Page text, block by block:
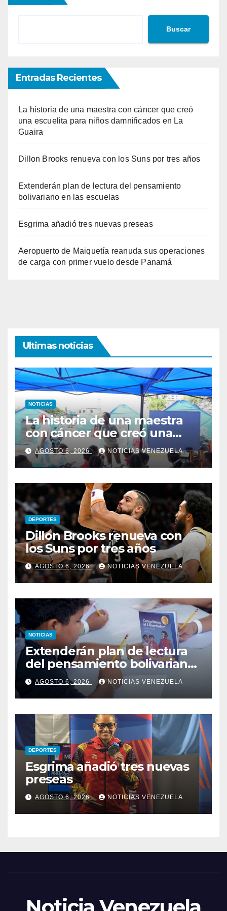
Buscar
Entradas Recientes
La historia de una maestra con cáncer que creó
una escuelita para niños damnificados en La
Guaira
Dillon Brooks renueva con los Suns por tres años
Extenderán plan de lectura del pensamiento
bolivariano en las escuelas
Esgrima añadió tres nuevas preseas
Aeropuerto de Maiquetía reanuda sus operaciones
de carga con primer vuelo desde Panamá
Ultimas noticias
NOTICIAS
La historia de una maestra
con cáncer que creó una
escuelita para niños
damnificados en La Guaira
AGOSTO 6, 2026 NOTICIAS VENEZUELA
DEPORTES
Dillon Brooks renueva con
los Suns por tres años
AGOSTO 6, 2026 NOTICIAS VENEZUELA
NOTICIAS
Extenderán plan de lectura
del pensamiento bolivariano
en las escuelas
AGOSTO 6, 2026 NOTICIAS VENEZUELA
DEPORTES
Esgrima añadió tres nuevas
preseas
AGOSTO 6, 2026 NOTICIAS VENEZUELA